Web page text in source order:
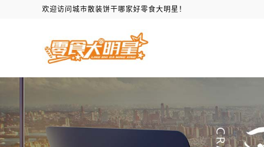
欢迎访问城市散装饼干哪家好零食大明星！